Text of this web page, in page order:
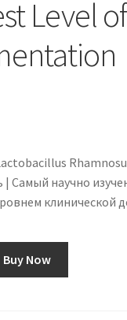
Level
| Самый научно
клинической
Buy Now